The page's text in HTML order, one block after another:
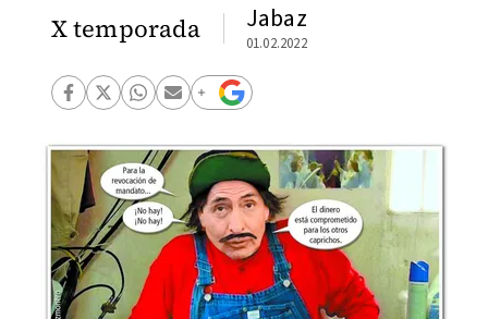
X temporada Jabaz
01.02.2022